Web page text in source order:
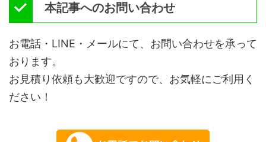
本記事へのお問い合わせ
お電話・LINE・メールにて、お問い合わせを承って
おります。
お見積り依頼も大歓迎ですので、お気軽にご利用く
ださい！